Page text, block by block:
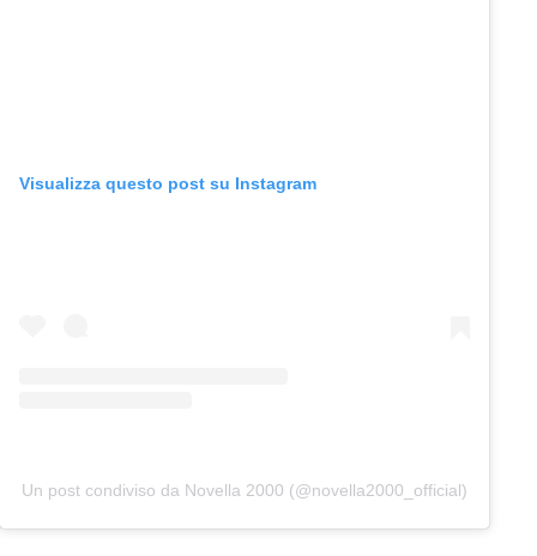
Visualizza questo post su Instagram
Un post condiviso da Novella 2000 (@novella2000_official)